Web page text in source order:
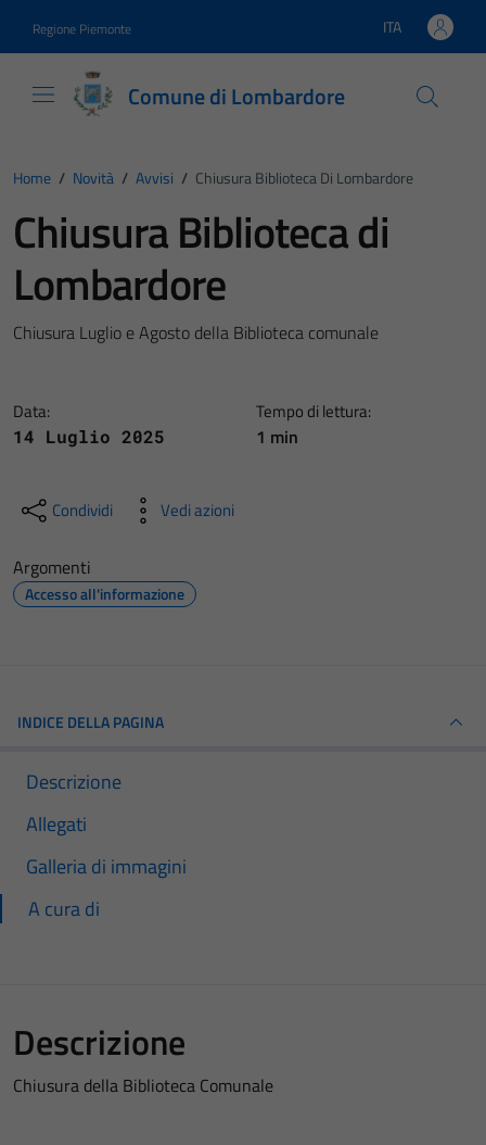
Regione Piemonte Lingua attiva:
ITA
Comune di Lombardore
Home / Novità / Avvisi / Chiusura Biblioteca Di Lombardore
Chiusura Biblioteca di
Lombardore
Chiusura Luglio e Agosto della Biblioteca comunale
Data:
14 Luglio 2025
Tempo di lettura:
1 min
Condividi Vedi azioni
Argomenti
Accesso all'informazione
INDICE DELLA PAGINA
Descrizione
Allegati
Galleria di immagini
A cura di
Descrizione
Chiusura della Biblioteca Comunale